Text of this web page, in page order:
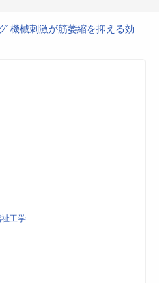
機械刺激が筋萎縮を抑える効
工学